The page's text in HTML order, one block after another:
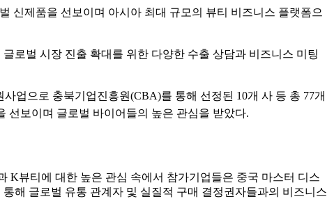
신제품을 선보이며 아시아 최대 규모의 뷰티 비즈니스 플랫폼으
로벌 시장 진출 확대를 위한 다양한 수출 상담과 비즈니스 미팅
업으로 충북기업진흥원(CBA)를 통해 선정된 10개 사 등 총 77개
보이며 글로벌 바이어들의 높은 관심을 받았다.
K뷰티에 대한 높은 관심 속에서 참가기업들은 중국 마스터 디스
해 글로벌 유통 관계자 및 실질적 구매 결정권자들과의 비즈니스